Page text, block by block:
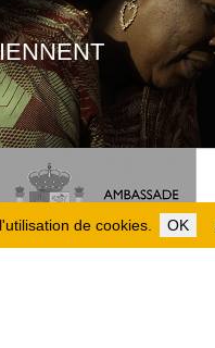
de cookies. OK